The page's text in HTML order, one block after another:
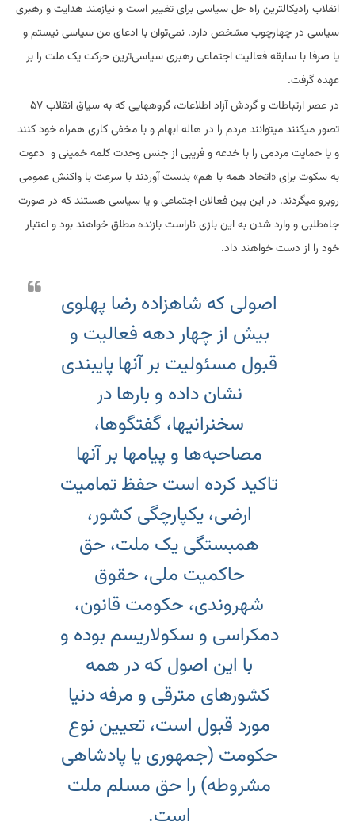
انقلاب رادیکالترین راه حل سیاسی برای تغییر است و نیازمند هدایت و رهبری
سیاسی در چهارچوب مشخص دارد. نمی‌توان با ادعای من سیاسی نیستم و
یا صرفا با سابقه فعالیت اجتماعی رهبری سیاسی‌ترین حرکت یک ملت را بر
عهده گرفت.
در عصر ارتباطات و گردش آزاد اطلاعات، گروههایی که به سیاق انقلاب ۵۷
تصور میکنند میتوانند مردم را در هاله ابهام و با مخفی کاری همراه خود کنند
و یا حمایت مردمی را با خدعه و فریبی از جنس وحدت کلمه خمینی و دعوت
به سکوت برای «اتحاد همه با هم» بدست آوردند با سرعت با واکنش عمومی
روبرو میگردند. در این بین فعالان اجتماعی و یا سیاسی هستند که در صورت
جاه‌طلبی و وارد شدن به این بازی ناراست بازنده مطلق خواهند بود و اعتبار
خود را از دست خواهند داد.
اصولی که شاهزاده رضا پهلوی
بیش از چهار دهه فعالیت و
قبول مسئولیت بر آنها پایبندی
نشان داده و بارها در
سخنرانیها، گفتگوها،
مصاحبه‌ها و پیامها بر آنها
تاکید کرده است حفظ تمامیت
ارضی، یکپارچگی کشور،
همبستگی یک ملت، حق
حاکمیت ملی، حقوق
شهروندی، حکومت قانون،
دمکراسی و سکولاریسم بوده و
با این اصول که در همه
کشورهای مترقی و مرفه دنیا
مورد قبول است، تعیین نوع
حکومت (جمهوری یا پادشاهی
مشروطه) را حق مسلم ملت
است.